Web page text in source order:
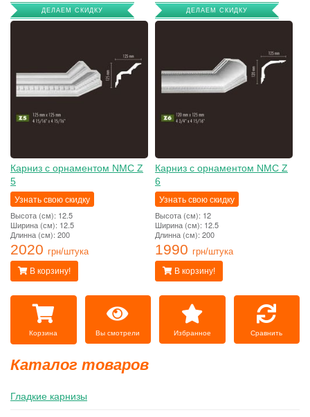
ДЕЛАЕМ СКИДКУ
Карниз с орнаментом NMC Z
5
Узнать свою скидку
Высота (см): 12.5
Ширина (см): 12.5
Длинна (см): 200
2020 грн/штука
В корзину!
ДЕЛАЕМ СКИДКУ
Карниз с орнаментом NMC Z
6
Узнать свою скидку
Высота (см): 12
Ширина (см): 12.5
Длинна (см): 200
1990 грн/штука
В корзину!
Корзина Вы смотрели Избранное Сравнить
Каталог товаров
Гладкие карнизы